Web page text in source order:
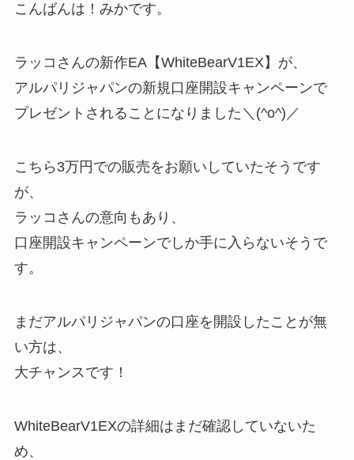
こんばんは！みかです。
ラッコさんの新作EA【WhiteBearV1EX】が、
アルパリジャパンの新規口座開設キャンペーンで
プレゼントされることになりました＼(^o^)／
こちら3万円での販売をお願いしていたそうです
が、
ラッコさんの意向もあり、
口座開設キャンペーンでしか手に入らないそうで
す。
まだアルパリジャパンの口座を開設したことが無
い方は、
大チャンスです！
WhiteBearV1EXの詳細はまだ確認していないた
め、